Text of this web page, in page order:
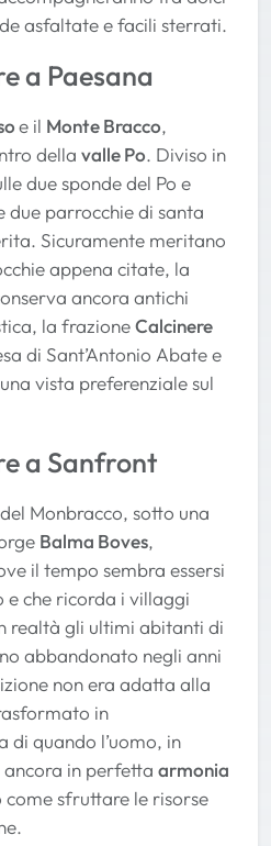
asfaltate e facili sterrati.
a Paesana
e il Monte Bracco,
della valle Po. Diviso in
due sponde del Po e
due parrocchie di santa
Sicuramente meritano
appena citate, la
ancora antichi
la frazioneCalcinere
di Sant’Antonio Abate e
vista preferenziale sul
a Sanfront
Monbracco, sotto una
Balma Boves,
il tempo sembra essersi
che ricorda i villaggi
realtà gli ultimi abitanti di
abbandonato negli anni
non era adatta alla
in
di quando l’uomo, in
in perfetta armonia
come sfruttare le risorse